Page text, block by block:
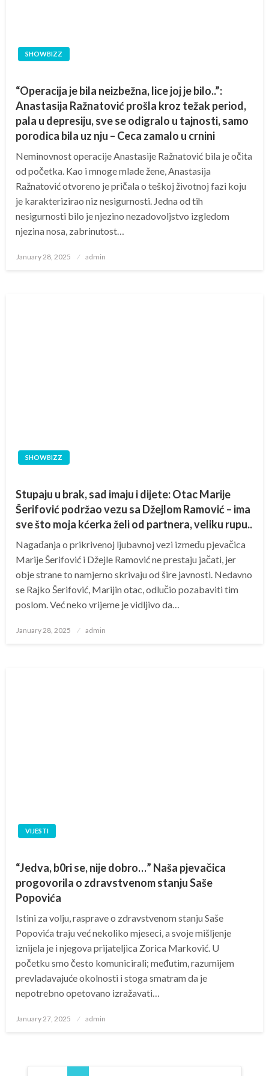
SHOWBIZZ
“Operacija je bila neizbežna, lice joj je bilo..”:
Anastasija Ražnatović prošla kroz težak period,
pala u depresiju, sve se odigralo u tajnosti, samo
porodica bila uz nju – Ceca zamalo u crnini
Neminovnost operacije Anastasije Ražnatović bila je očita
od početka. Kao i mnoge mlade žene, Anastasija
Ražnatović otvoreno je pričala o teškoj životnoj fazi koju
je karakterizirao niz nesigurnosti. Jedna od tih
nesigurnosti bilo je njezino nezadovoljstvo izgledom
njezina nosa, zabrinutost…
Posted
January 28, 2025 admin
SHOWBIZZ
Stupaju u brak, sad imaju i dijete: Otac Marije
Šerifović podržao vezu sa Džejlom Ramović – ima
sve što moja kćerka želi od partnera, veliku rupu..
Nagađanja o prikrivenoj ljubavnoj vezi između pjevačica
Marije Šerifović i Džejle Ramović ne prestaju jačati, jer
obje strane to namjerno skrivaju od šire javnosti. Nedavno
se Rajko Šerifović, Marijin otac, odlučio pozabaviti tim
poslom. Već neko vrijeme je vidljivo da…
Posted
January 28, 2025 admin
VIJESTI
“Jedva, b0ri se, nije dobro…” Naša pjevačica
progovorila o zdravstvenom stanju Saše
Popovića
Istini za volju, rasprave o zdravstvenom stanju Saše
Popovića traju već nekoliko mjeseci, a svoje mišljenje
iznijela je i njegova prijateljica Zorica Marković. U
početku smo često komunicirali; međutim, razumijem
prevladavajuće okolnosti i stoga smatram da je
nepotrebno opetovano izražavati…
Posted
January 27, 2025 admin
Posts